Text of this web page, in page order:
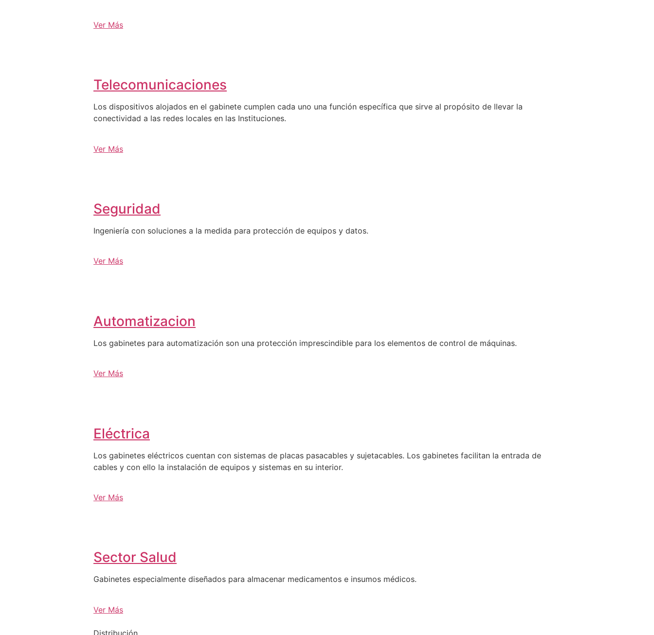
Ver Más
Telecomunicaciones
Los dispositivos alojados en el gabinete cumplen cada uno una función específica que sirve al propósito de llevar la
conectividad a las redes locales en las Instituciones.
Ver Más
Seguridad
Ingeniería con soluciones a la medida para protección de equipos y datos.
Ver Más
Automatizacion
Los gabinetes para automatización son una protección imprescindible para los elementos de control de máquinas.
Ver Más
Eléctrica
Los gabinetes eléctricos cuentan con sistemas de placas pasacables y sujetacables. Los gabinetes facilitan la entrada de
cables y con ello la instalación de equipos y sistemas en su interior.
Ver Más
Sector Salud
Gabinetes especialmente diseñados para almacenar medicamentos e insumos médicos.
Ver Más
Distribución